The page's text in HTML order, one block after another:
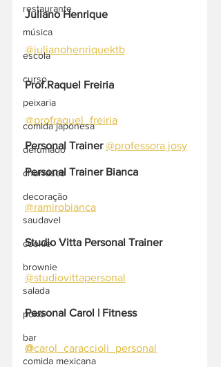
restaurante
música
escola
curso
peixaria
comida japonesa
defumado
churrasco
decoração
saudavel
cookie
brownie
salada
poke
bar
comida mexicana
Juliano Henrique
@julianohenriquektb
Prof.Raquel Freiria
@profraquel_freiria
Personal Trainer @professora.josy
Personal Trainer Bianca
@ramirobianca
Studio Vitta Personal Trainer
@studiovittapersonal
Personal Carol | Fitness
@carol_caraccioli_personal